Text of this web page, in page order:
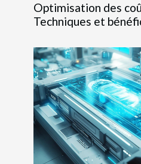
Optimisation des
Techniques et